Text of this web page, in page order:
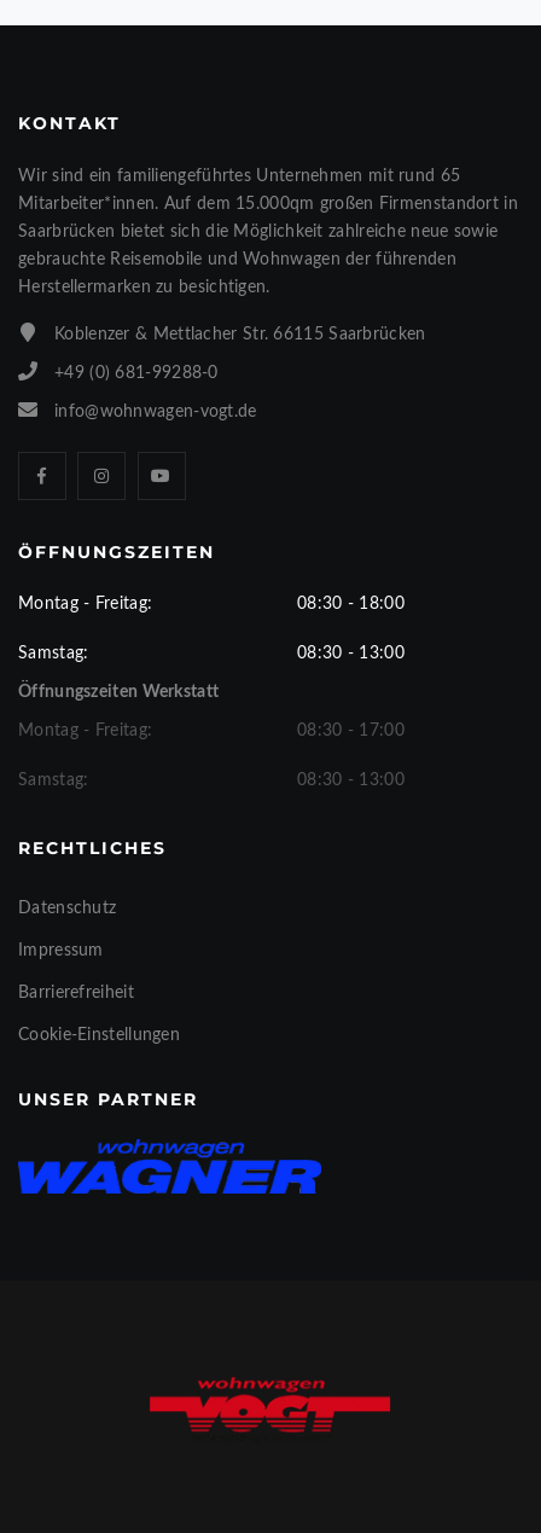
KONTAKT
Wir sind ein familiengeführtes Unternehmen mit rund 65
Mitarbeiter*innen. Auf dem 15.000qm großen Firmenstandort in
Saarbrücken bietet sich die Möglichkeit zahlreiche neue sowie
gebrauchte Reisemobile und Wohnwagen der führenden
Herstellermarken zu besichtigen.
Koblenzer & Mettlacher Str. 66115 Saarbrücken
+49 (0) 681-99288-0
info@wohnwagen-vogt.de
ÖFFNUNGSZEITEN
Montag - Freitag: 08:30 - 18:00
Samstag: 08:30 - 13:00
Öffnungszeiten Werkstatt
Montag - Freitag: 08:30 - 17:00
Samstag: 08:30 - 13:00
RECHTLICHES
Datenschutz
Impressum
Barrierefreiheit
Cookie-Einstellungen
UNSER PARTNER